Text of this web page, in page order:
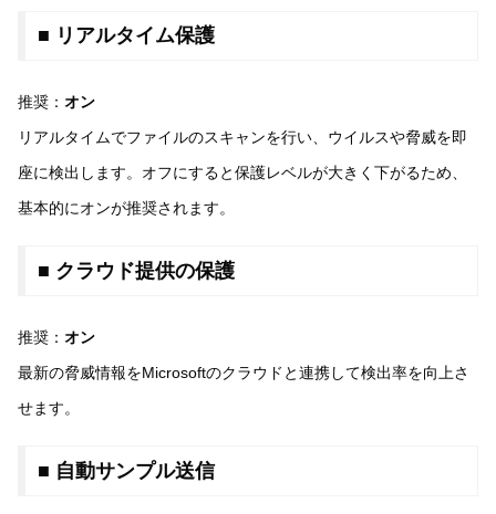
■ リアルタイム保護
推奨： オン
リアルタイムでファイルのスキャンを行い、ウイルスや脅威を即
座に検出します。オフにすると保護レベルが大きく下がるため、
基本的にオンが推奨されます。
■ クラウド提供の保護
推奨： オン
最新の脅威情報をMicrosoftのクラウドと連携して検出率を向上さ
せます。
■ 自動サンプル送信